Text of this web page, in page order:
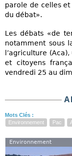
parole de celles
du débat».
Les débats «de
notamment sous
l’agriculture
et citoyens
vendredi 25 au
Mots Clés :
Environnement
Pac
Environnement